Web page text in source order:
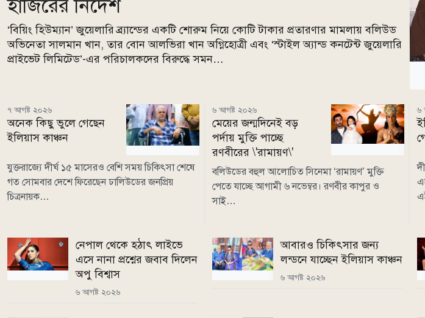
হাজিরের নির্দেশ
‘বিয়িং হিউম্যান’ জুয়েলারি ব্র্যান্ডের একটি শোরুম নিয়ে কোটি টাকার প্রতারণার মামলায় বলিউড
অভিনেতা সালমান খান, তার বোন আলভিরা খান অগ্নিহোত্রী এবং ‘স্টাইল অ্যান্ড কনটেন্ট জুয়েলারি
প্রাইভেট লিমিটেড’-এর পরিচালকদের বিরুদ্ধে সমন…
৭ আগষ্ট ২০২৬
অনেক কিছু ভুলে গেছেন
ইলিয়াস কাঞ্চন
যুক্তরাজ্যে দীর্ঘ ১৫ মাসেরও বেশি সময় চিকিৎসা শেষে
গত সোমবার দেশে ফিরেছেন ঢালিউডের জনপ্রিয়
চিত্রনায়ক…
৬ আগষ্ট ২০২৬
মেয়ের জন্মদিনেই বড়
পর্দায় মুক্তি পাচ্ছে
রণবীরের \'রামায়ণ\'
বলিউডের বহুল আলোচিত সিনেমা ‘রামায়ণ’ মুক্তি
পেতে যাচ্ছে আগামী ৬ নভেম্বর। রণবীর কাপুর ও
সাই…
৬
নেপাল থেকে হঠাৎ লাইভে
এসে নানা প্রশ্নের জবাব দিলেন
অপু বিশ্বাস
৬ আগষ্ট ২০২৬
আবারও চিকিৎসার জন্য
লন্ডনে যাচ্ছেন ইলিয়াস কাঞ্চন
৬ আগষ্ট ২০২৬